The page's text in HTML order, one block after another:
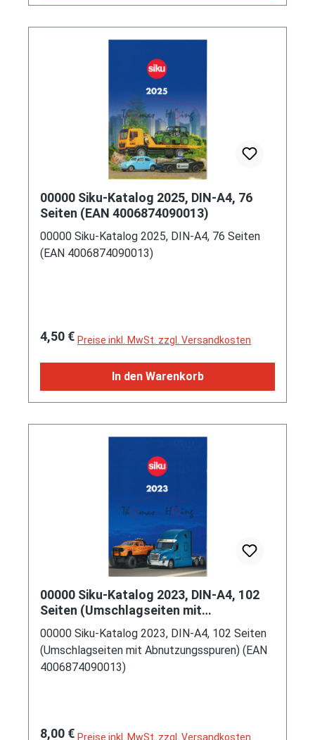
00000 Siku-Katalog 2025, DIN-A4, 76
Seiten (EAN 4006874090013)
00000 Siku-Katalog 2025, DIN-A4, 76 Seiten
(EAN 4006874090013)
Regulärer Preis:
4,50 € Preise inkl. MwSt. zzgl. Versandkosten
In den Warenkorb
00000 Siku-Katalog 2023, DIN-A4, 102
Seiten (Umschlagseiten mit
Abnutzungsspuren)
00000 Siku-Katalog 2023, DIN-A4, 102 Seiten
(Umschlagseiten mit Abnutzungsspuren) (EAN
4006874090013)
Regulärer Preis:
8,00 € Preise inkl. MwSt. zzgl. Versandkosten